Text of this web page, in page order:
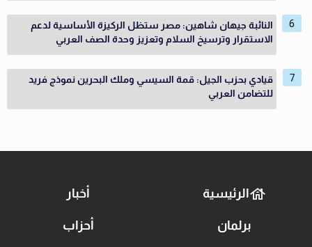
النائبة جيهان شاهين: مصر ستظل الركيزة الأساسية لدعم
الاستقرار وترسيخ السلام وتعزيز وحدة الصف العربي
قيادي بحزب الجيل: قمة السيسي وملك البحرين نموذج فريد
للتضامن العربي
الرئيسية أخبار
برلمان أحزاب